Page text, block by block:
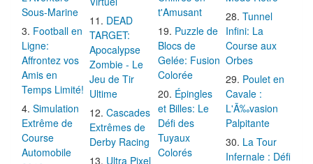
Sous-Marine
Football en
Ligne:
Affrontez vos
Amis en
Temps Limité!
Simulation
Extrême de
Course
Automobile
DEAD
TARGET:
Apocalypse
Zombie - Le
Jeu de Tir
Ultime
Cascades
Extrêmes de
Derby Racing
Ultra Pixel
t'Amusant
Puzzle de
Blocs de
Gelée: Fusion
Colorée
Épingles
et Billes: Le
Défi des
Tuyaux
Colorés
Tunnel
Infini: La
Course aux
Orbes
Poulet en
Cavale :
L'Ã‰vasion
Palpitante
La Tour
Infernale : Défi